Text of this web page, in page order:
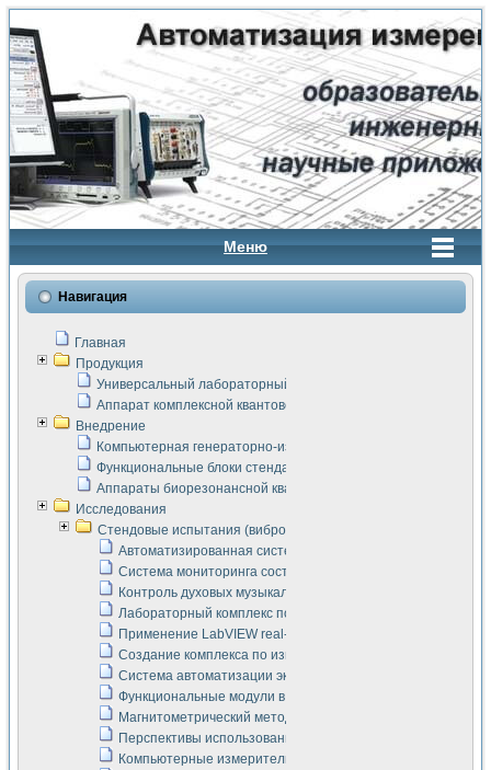
Меню
Навигация
Главная
Продукция
Универсальный лабораторный стенд "Сигнал-USB"
Аппарат комплексной квантовой терапии Интроскан
Внедрение
Компьютерная генераторно-измерительная система
Функциональные блоки стенда "Сигнал-USB"
Аппараты биорезонансной квантовой терапии серии СКАН
Исследования
Стендовые испытания (виброакустика, тензометрия и т.п.)
Автоматизированная система измерения параметров
Система мониторинга состояния тяговых
Контроль духовых музыкальных инструментов
Лабораторный комплекс по исследованию элементной
Применение LabVIEW real-time module для
Создание комплекса по измерению скорости подвижного
Система автоматизации экспериментальных
Функциональные модули в стандарте Nl SCXI для
Магнитометрический метод в дефектоскопии сварных
Перспективы использования машинного зрения в
Компьютерные измерительные системы для